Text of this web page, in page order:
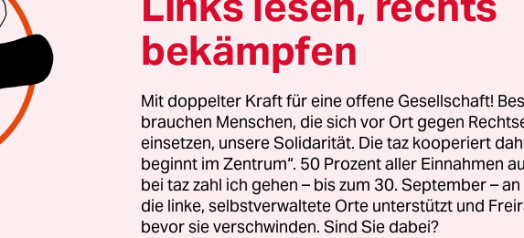
gestand ein, zu spät auf eine bessere Sicherung der
Außengrenzen gedrungen zu haben.
war nach den vielen Flüchtlingen, die wir während der
aufgenommen hatten, ganz froh, dass jetzt
das Thema zu bewältigen hatten. Das kann ich nicht
Merkel, die 2005 das Amt der Bundeskanzlerin von
(SPD) übernommen hatte. Zu lange sei verdrängt
es einer gesamteuropäischen Lösung bedürfe. Auch
bekämpfen
Mit doppelter Kraft für eine offene Gesellschaft!
brauchen Menschen, die sich vor Ort gegen
einsetzen, unsere Solidarität. Die taz kooperiert
beginnt im Zentrum“. 50 Prozent aller Einnahmen
bei taz zahl ich gehen – bis zum 30. September –
die linke, selbstverwaltete Orte unterstützt und
bevor sie verschwinden. Sind Sie dabei?